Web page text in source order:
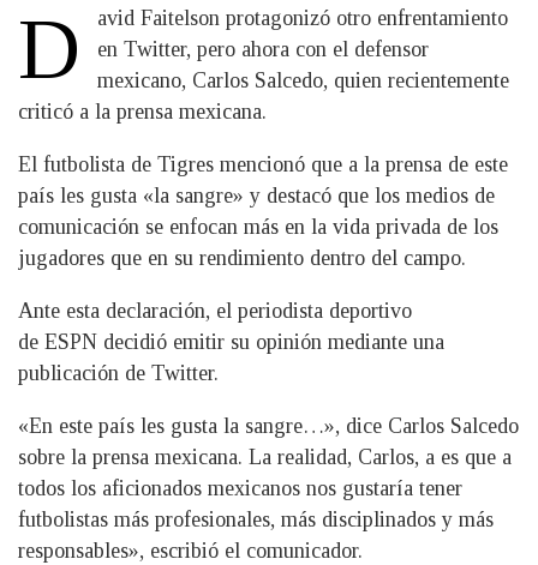
D
avid Faitelson protagonizó otro enfrentamiento
en Twitter, pero ahora con el defensor
mexicano, Carlos Salcedo, quien recientemente
criticó a la prensa mexicana.
El futbolista de Tigres mencionó que a la prensa de este
país les gusta «la sangre» y destacó que los medios de
comunicación se enfocan más en la vida privada de los
jugadores que en su rendimiento dentro del campo.
Ante esta declaración, el periodista deportivo
de ESPN decidió emitir su opinión mediante una
publicación de Twitter.
«En este país les gusta la sangre…», dice Carlos Salcedo
sobre la prensa mexicana. La realidad, Carlos, a es que a
todos los aficionados mexicanos nos gustaría tener
futbolistas más profesionales, más disciplinados y más
responsables», escribió el comunicador.